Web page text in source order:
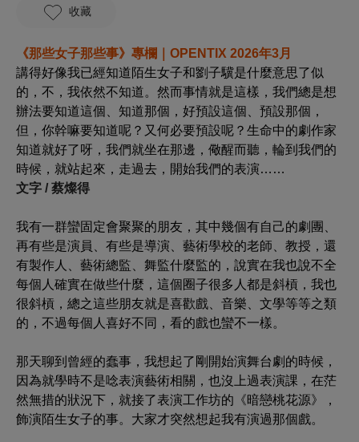
收藏
《那些女子那些事》專欄｜OPENTIX 2026年3月
講得好像我已經知道陌生女子和劉子驥是什麼意思了似
的，不，我依然不知道。然而事情就是這樣，我們總是想
辦法要知道這個、知道那個，好預設這個、預設那個，
但，你幹嘛要知道呢？又何必要預設呢？生命中的劇作家
知道就好了呀，我們就坐在那邊，儆醒而聽，輪到我們的
時候，就站起來，走過去，開始我們的表演……
文字 / 蔡燦得
我有一群蠻固定會聚聚的朋友，其中幾個有自己的劇團、
再有些是演員、有些是導演、藝術學校的老師、教授，還
有製作人、藝術總監、舞監什麼監的，說實在我也說不全
每個人確實在做些什麼，這個圈子很多人都是斜槓，我也
很斜槓，總之這些朋友就是喜歡戲、音樂、文學等等之類
的，不過每個人喜好不同，看的戲也蠻不一樣。
那天聊到曾經的蠢事，我想起了剛開始演舞台劇的時候，
因為就學時不是唸表演藝術相關，也沒上過表演課，在茫
然無措的狀況下，就接了表演工作坊的《暗戀桃花源》，
飾演陌生女子的事。大家才突然想起我有演過那個戲。